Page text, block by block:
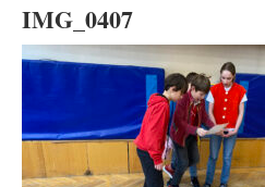
IMG_0407